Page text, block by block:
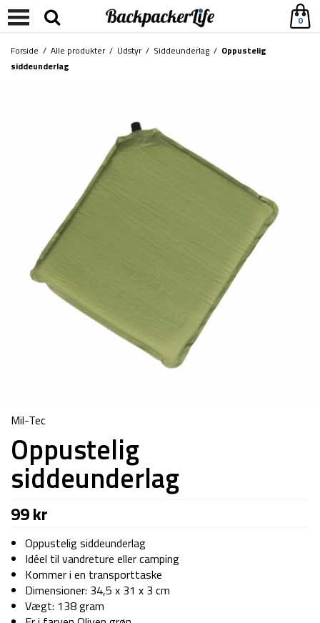
0
Forside / Alle produkter/ Udstyr/ Siddeunderlag / Oppustelig
siddeunderlag
Mil-Tec
Oppustelig
siddeunderlag
99kr
Oppustelig siddeunderlag
Idéel til vandreture eller camping
Kommer i en transporttaske
Dimensioner: 34,5 x 31 x 3 cm
Vægt: 138 gram